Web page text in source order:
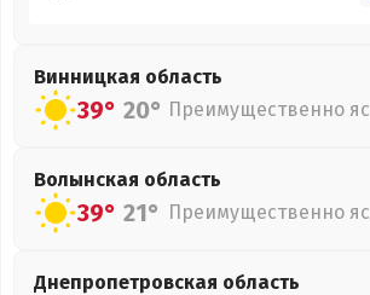
Винницкая область
39° 20° Преимущественно
Волынская область
39° 21° Преимущественно
Днепропетровская область